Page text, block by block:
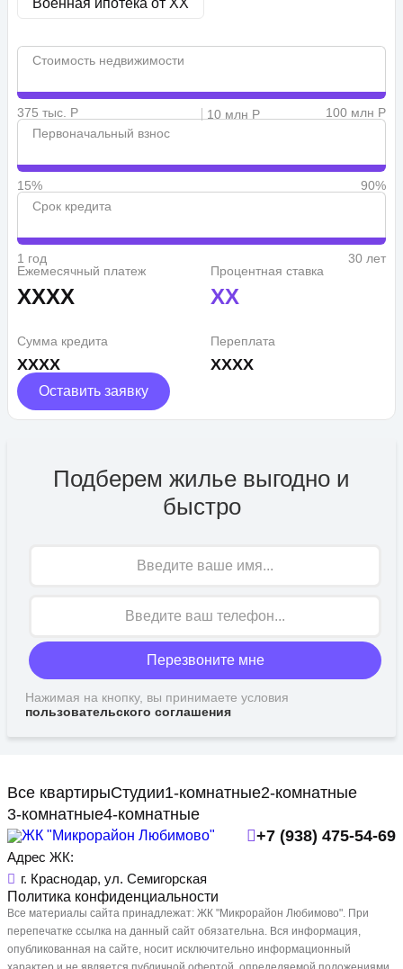
Военная ипотека от XX
Стоимость недвижимости
375 тыс. Р 10 млн Р
100 млн Р
Первоначальный взнос
15%
90%
Срок кредита
1 год
30 лет
Ежемесячный платеж
XXXX
Процентная ставка
XX
Сумма кредита
XXXX
Переплата
XXXX
Оставить заявку
Подберем жилье выгодно и
быстро
Перезвоните мне
Нажимая на кнопку, вы принимаете условия
пользовательского соглашения
Все квартирыСтудии1-комнатные2-комнатные
3-комнатные4-комнатные
Адрес ЖК:
г. Краснодар, ул. Семигорская
+7 (938) 475-54-69
Политика конфиденциальности
Все материалы сайта принадлежат: ЖК "Микрорайон Любимово". При
перепечатке ссылка на данный сайт обязательна. Вся информация,
опубликованная на сайте, носит исключительно информационный